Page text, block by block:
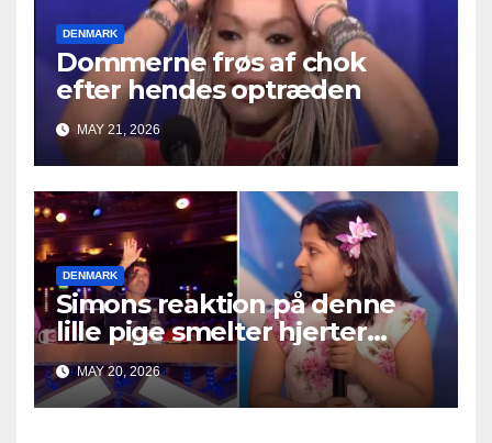
DENMARK
Dommerne frøs af chok
efter hendes optræden
MAY 21, 2026
DENMARK
Simons reaktion på denne
lille pige smelter hjerter
overalt
MAY 20, 2026